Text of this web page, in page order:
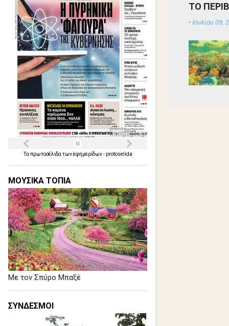
ΤΟ
- Ιουλίου 09,
Τα πρωτοσέλιδα τωνεφημερίδων- protoselida
ΜΟΥΣΙΚΑ ΤΟΠΙΑ
Με τον Σπύρο Μπαξέ
ΣΥΝΔΕΣΜΟΙ